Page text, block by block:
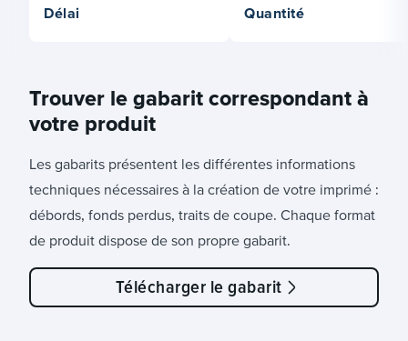
Délai Quantité
Trouver le gabarit correspondant à
votre produit
Les gabarits présentent les différentes informations
techniques nécessaires à la création de votre imprimé :
débords, fonds perdus, traits de coupe. Chaque format
de produit dispose de son propre gabarit.
Télécharger le gabarit